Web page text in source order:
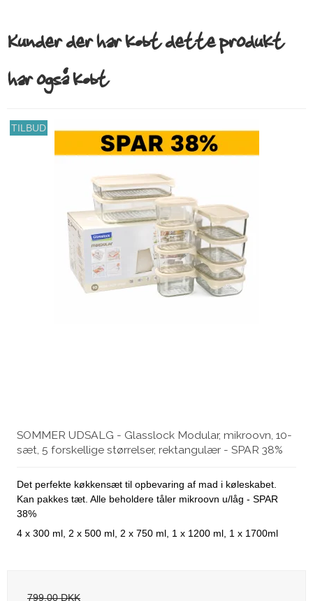
Kunder der har købt dette produkt
har også købt
TILBUD
SOMMER UDSALG - Glasslock Modular, mikroovn, 10-
sæt, 5 forskellige størrelser, rektangulær - SPAR 38%
Det perfekte køkkensæt til opbevaring af mad i køleskabet.
Kan pakkes tæt. Alle beholdere tåler mikroovn u/låg - SPAR
38%
4 x 300 ml, 2 x 500 ml, 2 x 750 ml, 1 x 1200 ml, 1 x 1700ml
799,00 DKK